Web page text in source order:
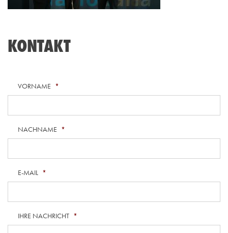
KONTAKT
VORNAME *
NACHNAME *
E-MAIL *
IHRE NACHRICHT *